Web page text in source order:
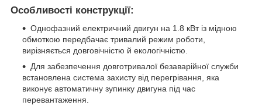
Особливості конструкції:
Однофазний електричний двигун на 1.8 кВт із мідною
обмоткою передбачає тривалий режим роботи,
вирізняється довговічністю й екологічністю.
Для забезпечення довготривалої безаварійної служби
встановлена система захисту від перегрівання, яка
виконує автоматичну зупинку двигуна під час
перевантаження.